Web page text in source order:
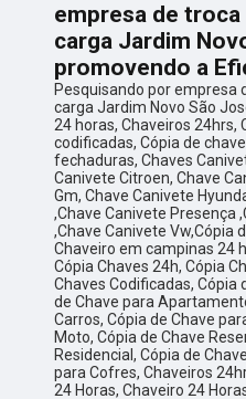
empresa de
carga Jardim
promovendo a
Pesquisando por empresa
carga Jardim Novo São
24 horas, Chaveiros 24hrs,
codificadas, Cópia de
fechaduras, Chaves
Canivete Citroen, Chave
Gm, Chave Canivete
,Chave Canivete Presença
,Chave Canivete Vw,Cópia
Chaveiro em campinas 24
Cópia Chaves 24h, Cópia
Chaves Codificadas, Cópia
de Chave para
Carros, Cópia de Chave
Moto, Cópia de Chave
Residencial, Cópia de
para Cofres, Chaveiros
24 Horas, Chaveiro 24